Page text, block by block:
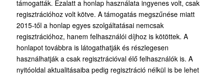
támogatták. Ezalatt a honlap használata ingyenes volt, csak
regisztrációhoz volt kötve. A támogatás megszűnése miatt
2015-től a honlap egyes szolgáltatásai nemcsak
regisztrációhoz, hanem felhasználói díjhoz is kötöttek. A
honlapot továbbra is látogathatják és részlegesen
használhatják a csak regisztrációval élő felhasználók is. A
nyitóoldal aktualitásaiba pedig regisztráció nélkül is be lehet